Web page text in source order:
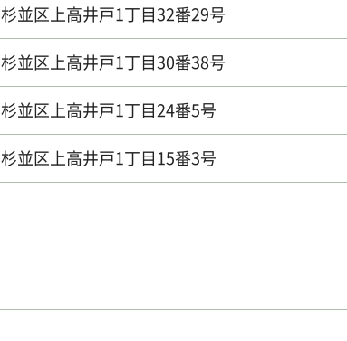
杉並区上高井戸1丁目32番29号
杉並区上高井戸1丁目30番38号
杉並区上高井戸1丁目24番5号
杉並区上高井戸1丁目15番3号